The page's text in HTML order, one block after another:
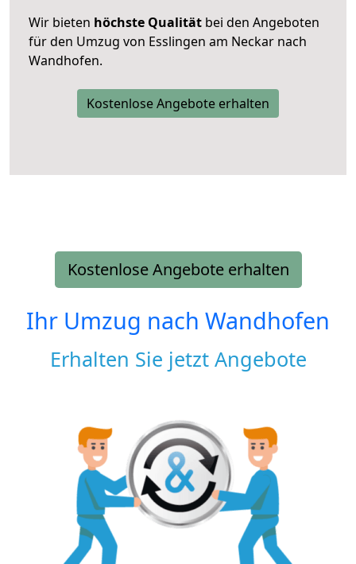
Wir bieten höchste Qualität bei den Angeboten
für den Umzug von Esslingen am Neckar nach
Wandhofen.
Kostenlose Angebote erhalten
Kostenlose Angebote erhalten
Ihr Umzug nach Wandhofen
Erhalten Sie jetzt Angebote